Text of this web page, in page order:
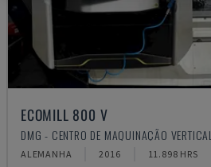
ECOMILL 800 V
DMG - CENTRO DE MAQUINAÇÃO VERTICAL
ALEMANHA 2016 11.898 HRS